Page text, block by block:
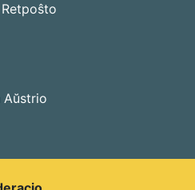
Retpoŝto
Aŭstrio